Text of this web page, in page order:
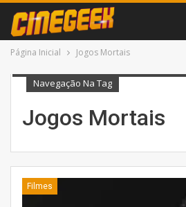
Página Inicial Jogos Mortais
Navegação Na Tag
Jogos Mortais
Filmes